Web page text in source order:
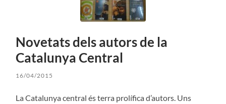
Novetats dels autors de la
Catalunya Central
16/04/2015
La Catalunya central és terra prolífica d’autors. Uns